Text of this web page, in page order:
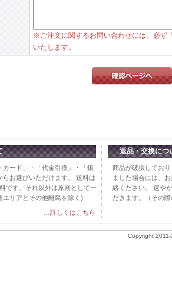
※ご注文に関するお問い合わせには、必ず
いたします。
カード」・「代金引換」・「銀
お選びいただけます。 送料は
です。それ以外は原則として一
リアとその他離島を除く)
…詳しくはこちら
返品・交換につ
商品が破損してお
ました場合には、
絡ください。 速や
だきます。（その
Copyright